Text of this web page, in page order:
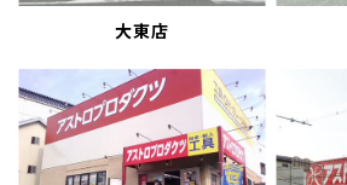
大東店